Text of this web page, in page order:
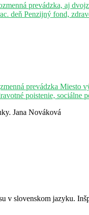
prevádzka, aj
deň Penzijný fond,
prevádzka Miesto
poistenie, sociálne
Jana Nováková
v slovenskom jazyku.